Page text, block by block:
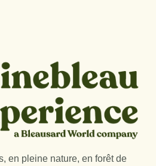
en pleine nature, en forêt de